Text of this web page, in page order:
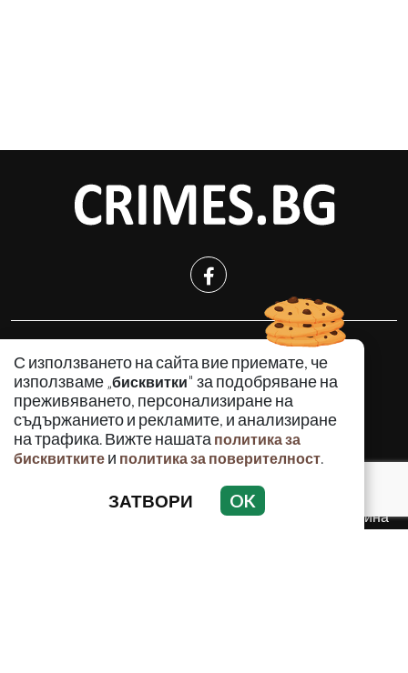
С използването на сайта вие приемате, че
използваме „бисквитки" за подобряване на
преживяването, персонализиране на
съдържанието и рекламите, и анализиране
на трафика. Вижте нашата политика за
бисквитките и политика за поверителност.
ЗАТВОРИ OK
КРИМИНАЛНО
ИНЦИДЕНТИ
АНАЛИЗИ
ПО СВЕТА
ВОДЕЩИ ТЕМИ
Използването и публикуването на част или цялото
съдържание на Crimes.BG без разрешение на Медийна